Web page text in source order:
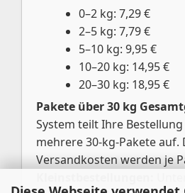
0–2 kg: 7,29 €
2–5 kg: 7,79 €
5–10 kg: 9,95 €
10–20 kg: 14,95 €
20–30 kg: 18,95 €
Pakete über 30 kg
System teilt Ihre
mehrere 30-kg-Pakete auf.
Versandkosten werden je